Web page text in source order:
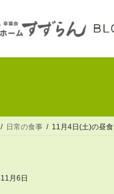
日常の食事 11月4日(土)の昼食
月6日